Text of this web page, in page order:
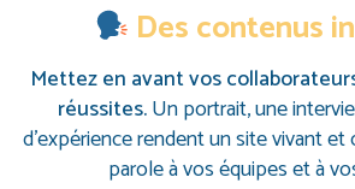
Des contenus
Mettez en avant vos
réussites.Un portrait, une
d’expérience rendent un site vivant
parole à vos équipes et à